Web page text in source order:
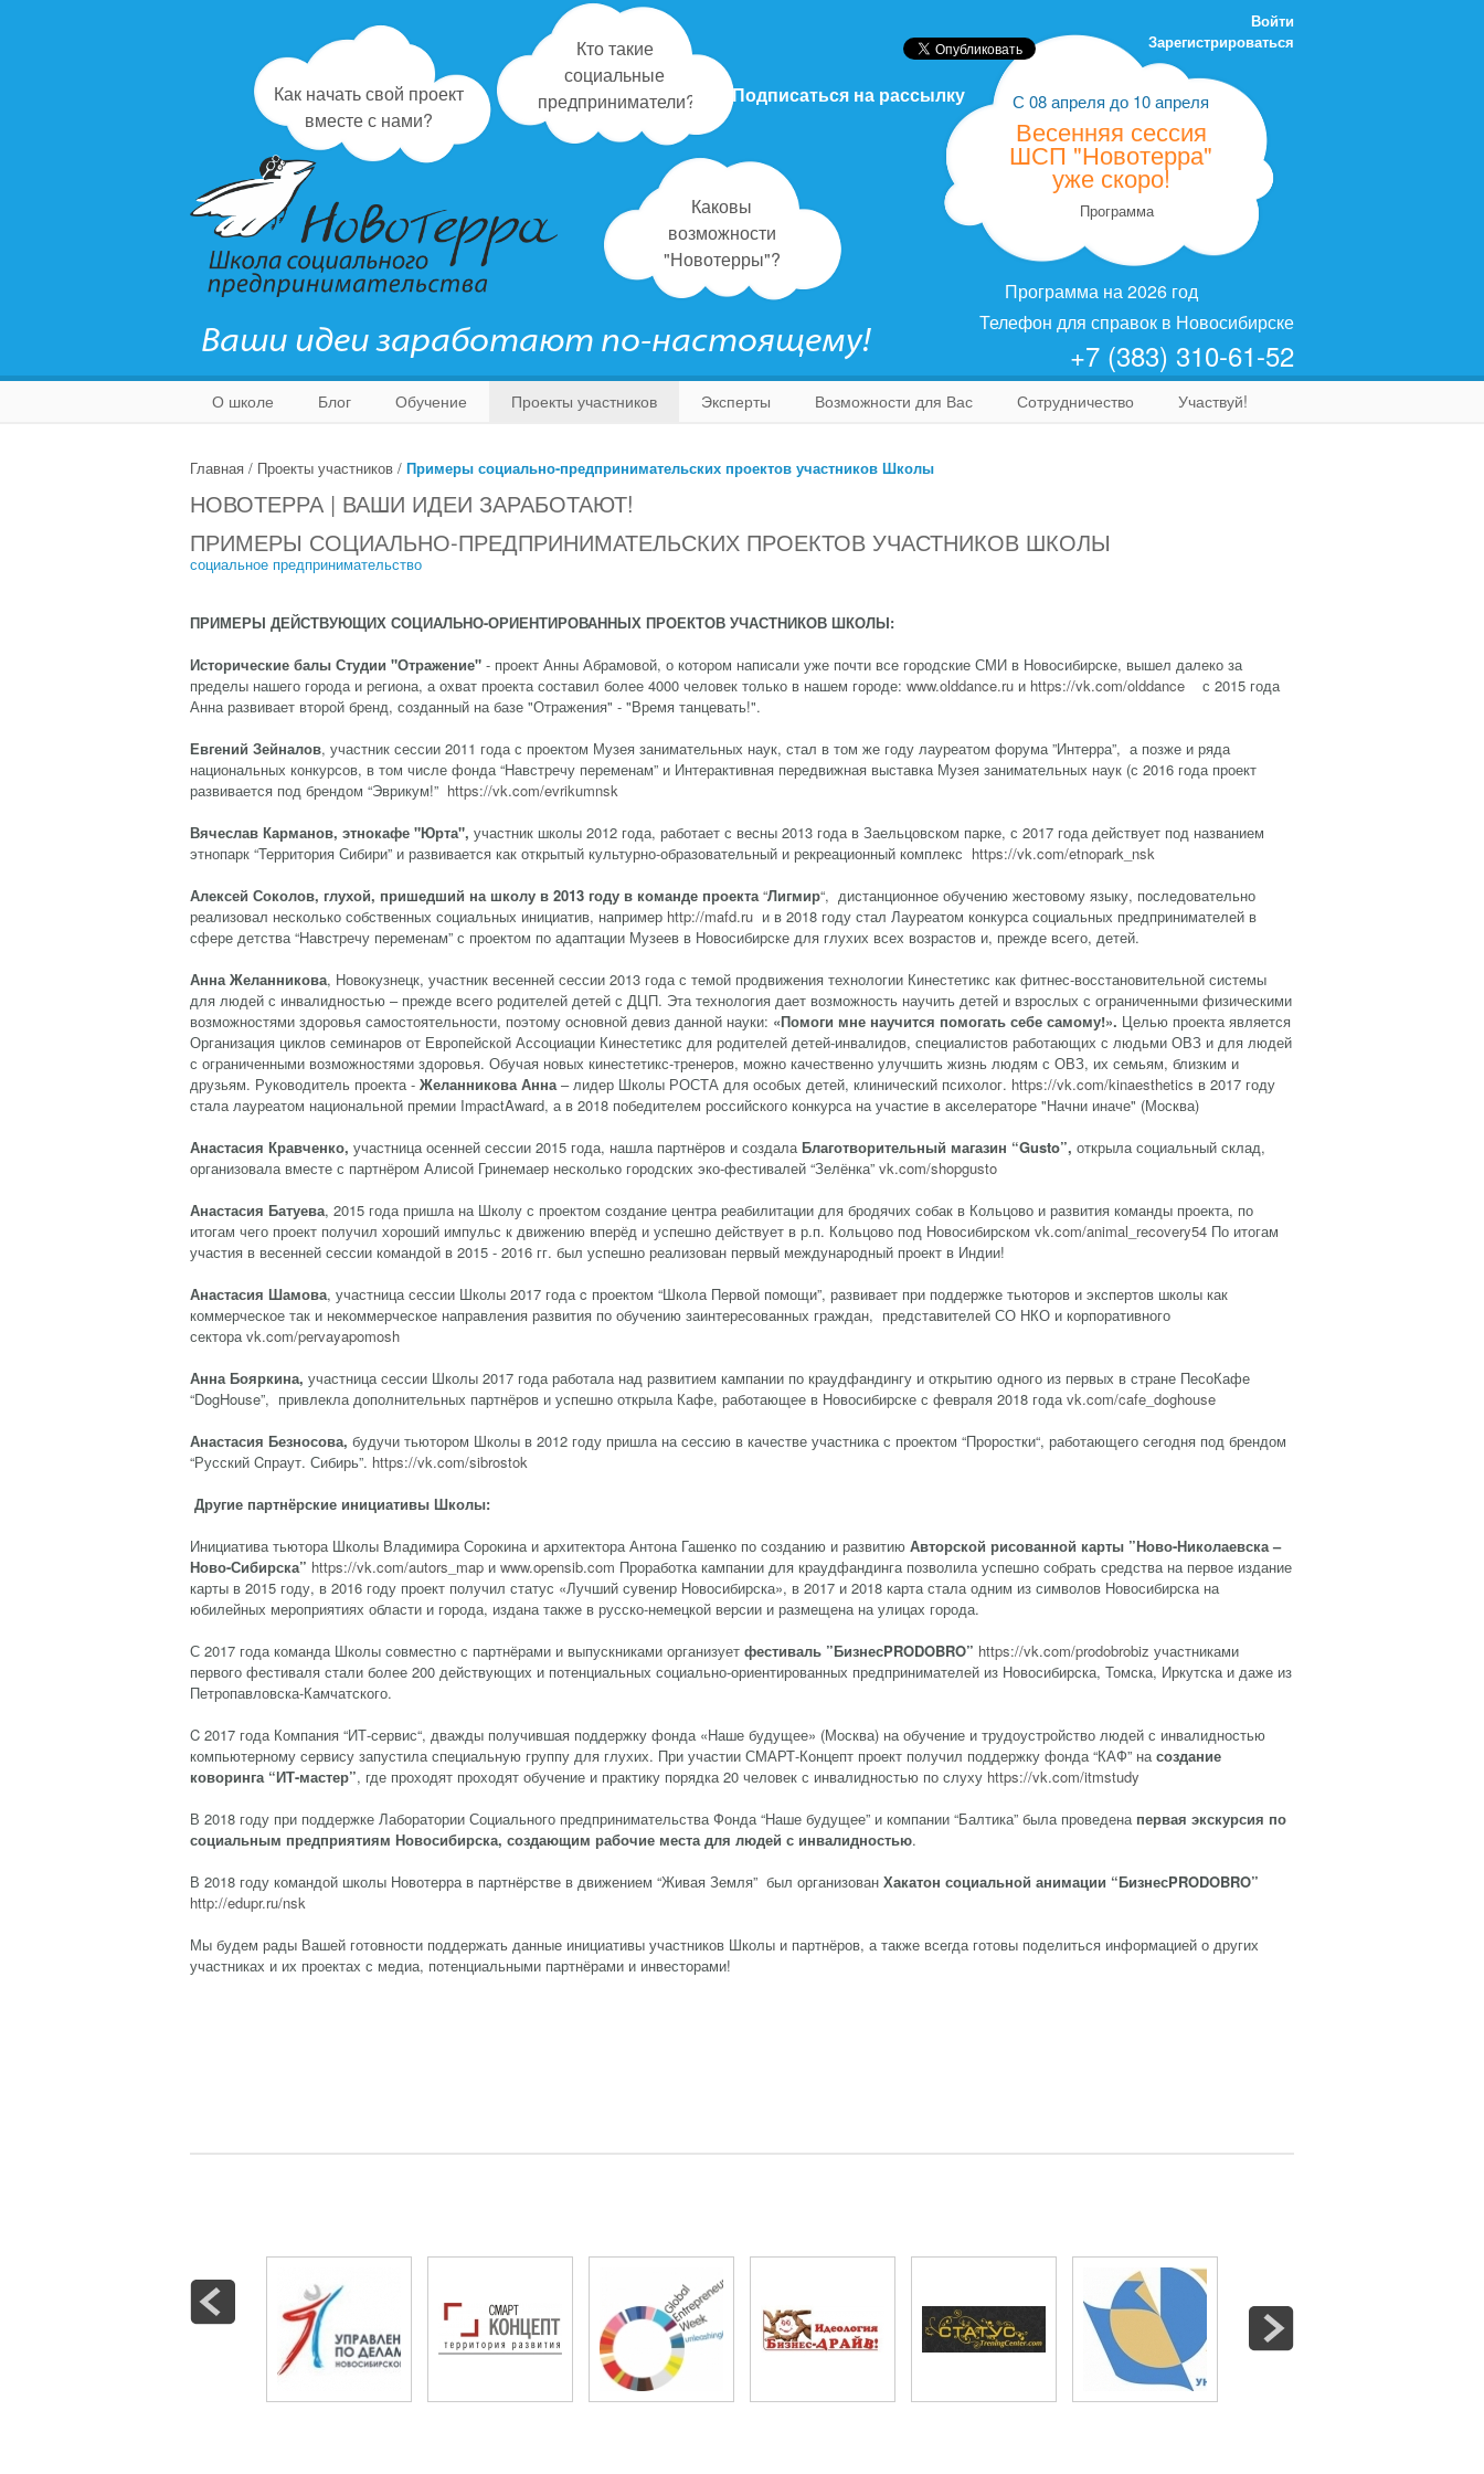
Войти
Зарегистрироваться
Как начать свой проект
вместе с нами?
Кто такие
социальные
предприниматели?
Каковы
возможности
"Новотерры"?
С 08 апреля до 10 апреля
Весенняя сессия
ШСП "Новотерра"
уже скоро!
Программа
Программа на 2026 год
Подписаться на рассылку
Телефон для справок в Новосибирске
+7 (383) 310-61-52
Ваши идеи заработают по-настоящему!
О школе Блог Обучение Проекты участников Эксперты Возможности для Вас Сотрудничество Участвуй!
Главная / Проекты участников / Примеры социально-предпринимательских проектов участников Школы
НОВОТЕРРА | ВАШИ ИДЕИ ЗАРАБОТАЮТ!
ПРИМЕРЫ СОЦИАЛЬНО-ПРЕДПРИНИМАТЕЛЬСКИХ ПРОЕКТОВ УЧАСТНИКОВ ШКОЛЫ
социальное предпринимательство
ПРИМЕРЫ ДЕЙСТВУЮЩИХ СОЦИАЛЬНО-ОРИЕНТИРОВАННЫХ ПРОЕКТОВ УЧАСТНИКОВ ШКОЛЫ:
Исторические балы Студии "Отражение" - проект Анны Абрамовой, о котором написали уже почти все городские СМИ в Новосибирске, вышел далеко за
пределы нашего города и региона, а охват проекта составил более 4000 человек только в нашем городе: www.olddance.ru и https://vk.com/olddance с 2015 года
Анна развивает второй бренд, созданный на базе "Отражения" - "Время танцевать!".
Евгений Зейналов, участник сессии 2011 года с проектом Музея занимательных наук, стал в том же году лауреатом форума ”Интерра”, а позже и ряда
национальных конкурсов, в том числе фонда “Навстречу переменам” и Интерактивная передвижная выставка Музея занимательных наук (с 2016 года проект
развивается под брендом “Эврикум!” https://vk.com/evrikumnsk
Вячеслав Карманов, этнокафе "Юрта", участник школы 2012 года, работает с весны 2013 года в Заельцовском парке, с 2017 года действует под названием
этнопарк “Территория Сибири” и развивается как открытый культурно-образовательный и рекреационный комплекс https://vk.com/etnopark_nsk
Алексей Соколов, глухой, пришедший на школу в 2013 году в команде проекта“Лигмир“, дистанционное обучению жестовому языку, последовательно
реализовал несколько собственных социальных инициатив, например http://mafd.ru и в 2018 году стал Лауреатом конкурса социальных предпринимателей в
сфере детства “Навстречу переменам” с проектом по адаптации Музеев в Новосибирске для глухих всех возрастов и, прежде всего, детей.
Анна Желанникова, Новокузнецк, участник весенней сессии 2013 года с темой продвижения технологии Кинестетикс как фитнес-восстановительной системы
для людей с инвалидностью – прежде всего родителей детей с ДЦП. Эта технология дает возможность научить детей и взрослых с ограниченными физическими
возможностями здоровья самостоятельности, поэтому основной девиз данной науки: «Помоги мне научится помогать себе самому!». Целью проекта является
Организация циклов семинаров от Европейской Ассоциации Кинестетикс для родителей детей-инвалидов, специалистов работающих с людьми ОВЗ и для людей
с ограниченными возможностями здоровья. Обучая новых кинестетикс-тренеров, можно качественно улучшить жизнь людям с ОВЗ, их семьям, близким и
друзьям. Руководитель проекта - Желанникова Анна– лидер Школы РОСТА для особых детей, клинический психолог. https://vk.com/kinaesthetics в 2017 году
стала лауреатом национальной премии ImpactAward, а в 2018 победителем российского конкурса на участие в акселераторе "Начни иначе" (Москва)
Анастасия Кравченко, участница осенней сессии 2015 года, нашла партнёров и создала Благотворительный магазин “Gusto”, открыла социальный склад,
организовала вместе с партнёром Алисой Гринемаер несколько городских эко-фестивалей “Зелёнка” vk.com/shopgusto
Анастасия Батуева, 2015 года пришла на Школу с проектом создание центра реабилитации для бродячих собак в Кольцово и развития команды проекта, по
итогам чего проект получил хороший импульс к движению вперёд и успешно действует в р.п. Кольцово под Новосибирском vk.com/animal_recovery54 По итогам
участия в весенней сессии командой в 2015 - 2016 гг. был успешно реализован первый международный проект в Индии!
Анастасия Шамова, участница сессии Школы 2017 года c проектом “Школа Первой помощи”, развивает при поддержке тьюторов и экспертов школы как
коммерческое так и некоммерческое направления развития по обучению заинтересованных граждан, представителей СО НКО и корпоративного
сектораvk.com/pervayapomosh
Анна Бояркина, участница сессии Школы 2017 года работала над развитием кампании по краудфандингу и открытию одного из первых в стране ПесоКафе
“DogHouse”, привлекла дополнительных партнёров и успешно открыла Кафе, работающее в Новосибирске с февраля 2018 годаvk.com/cafe_doghouse
Анастасия Безносова, будучи тьютором Школы в 2012 году пришла на сессию в качестве участника с проектом “Проростки“, работающего сегодня под брендом
“Русский Cпраут. Сибирь”. https://vk.com/sibrostok
Другие партнёрские инициативы Школы:
Инициатива тьютора Школы Владимира Сорокина и архитектора Антона Гашенко по созданию и развитию Авторской рисованной карты ”Ново-Николаевска –
Ново-Сибирска” https://vk.com/autors_map и www.opensib.com Проработка кампании для краудфандинга позволила успешно собрать средства на первое издание
карты в 2015 году, в 2016 году проект получил статус «Лучший сувенир Новосибирска», в 2017 и 2018 карта стала одним из символов Новосибирска на
юбилейных мероприятиях области и города, издана также в русско-немецкой версии и размещена на улицах города.
С 2017 года команда Школы совместно с партнёрами и выпускниками организует фестиваль ”БизнесPRODOBRO” https://vk.com/prodobrobiz участниками
первого фестиваля стали более 200 действующих и потенциальных социально-ориентированных предпринимателей из Новосибирска, Томска, Иркутска и даже из
Петропавловска-Камчатского.
C 2017 года Компания “ИТ-сервис“, дважды получившая поддержку фонда «Наше будущее» (Москва) на обучение и трудоустройство людей с инвалидностью
компьютерному сервису запустила специальную группу для глухих. При участии СМАРТ-Концепт проект получил поддержку фонда “КАФ” насоздание
коворинга “ИТ-мастер”, где проходят проходят обучение и практику порядка 20 человек с инвалидностью по слуху https://vk.com/itmstudy
В 2018 году при поддержке Лаборатории Социального предпринимательства Фонда “Наше будущее” и компании “Балтика” была проведена первая экскурсия по
социальным предприятиям Новосибирска, создающим рабочие места для людей с инвалидностью.
В 2018 году командой школы Новотерра в партнёрстве в движением “Живая Земля” был организован Хакатон социальной анимации “БизнесPRODOBRO”
http://edupr.ru/nsk
Мы будем рады Вашей готовности поддержать данные инициативы участников Школы и партнёров, а также всегда готовы поделиться информацией о других
участниках и их проектах с медиа, потенциальными партнёрами и инвесторами!